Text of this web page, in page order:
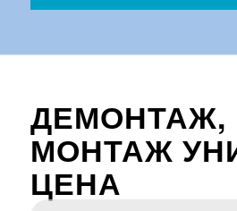
ДЕМОНТАЖ,
МОНТАЖ
ЦЕНА